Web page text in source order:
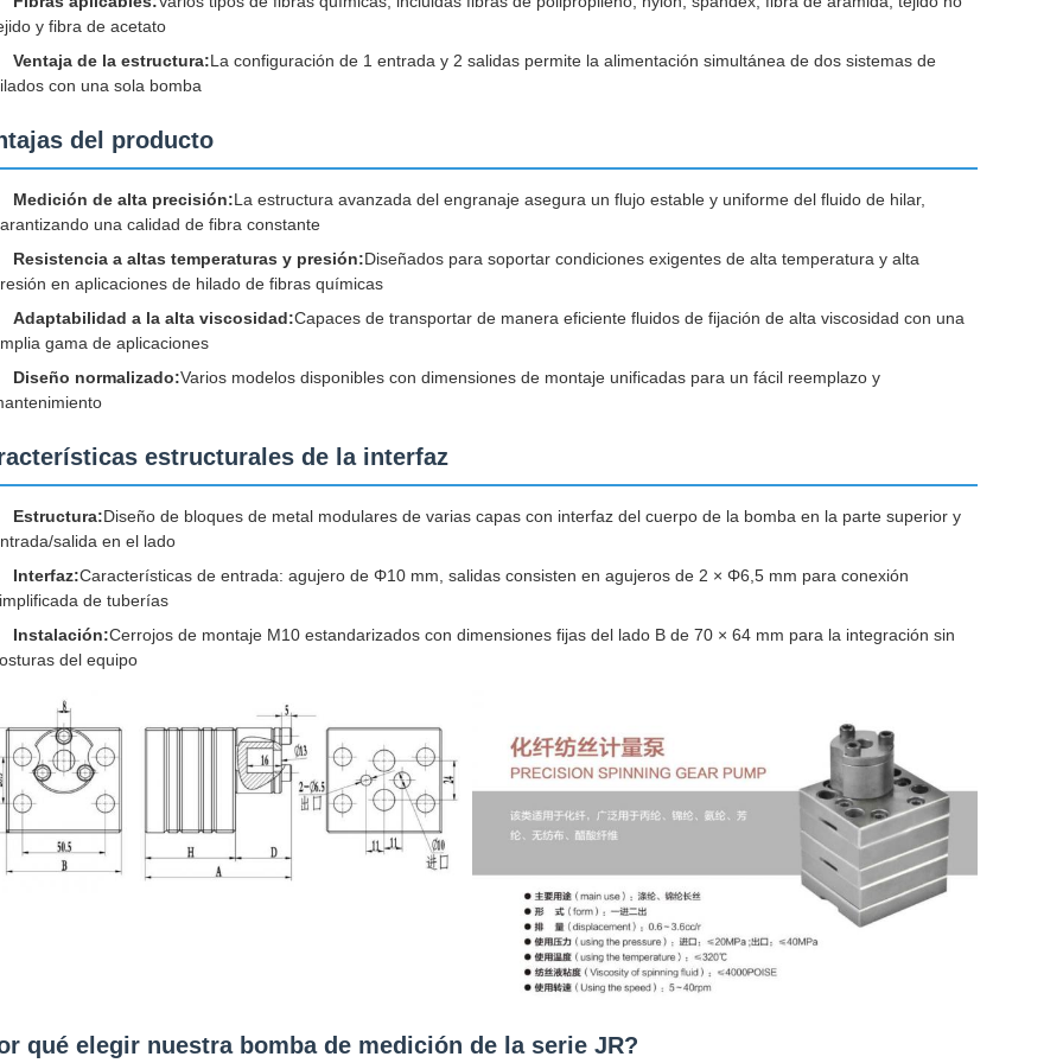
y fibra de acetato
Ventaja de la estructura:La configuración de 1 entrada y 2 salidas permite la alimentación simultánea de dos sistemas de
con una sola bomba
del producto
Medición de alta precisión:La estructura avanzada del engranaje asegura un flujo estable y uniforme del fluido de hilar,
una calidad de fibra constante
Resistencia a altas temperaturas y presión:Diseñados para soportar condiciones exigentes de alta temperatura y alta
en aplicaciones de hilado de fibras químicas
Adaptabilidad a la alta viscosidad:Capaces de transportar de manera eficiente fluidos de fijación de alta viscosidad con una
gama de aplicaciones
Diseño normalizado:Varios modelos disponibles con dimensiones de montaje unificadas para un fácil reemplazo y
estructurales de la interfaz
Estructura:Diseño de bloques de metal modulares de varias capas con interfaz del cuerpo de la bomba en la parte superior y
salida en el lado
Interfaz:Características de entrada: agujero de Φ10 mm, salidas consisten en agujeros de 2 × Φ6,5 mm para conexión
de tuberías
Instalación:Cerrojos de montaje M10 estandarizados con dimensiones fijas del lado B de 70 × 64 mm para la integración sin
del equipo
qué elegir nuestra bomba de medición de la serie JR?